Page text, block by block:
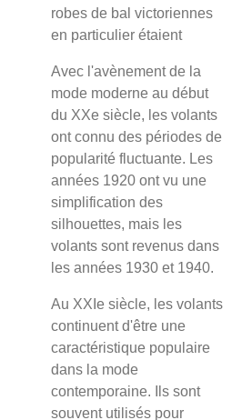
robes de bal victoriennes
en particulier étaient
Avec l'avènement de la
mode moderne au début
du XXe siècle, les volants
ont connu des périodes de
popularité fluctuante. Les
années 1920 ont vu une
simplification des
silhouettes, mais les
volants sont revenus dans
les années 1930 et 1940.
Au XXIe siècle, les volants
continuent d'être une
caractéristique populaire
dans la mode
contemporaine. Ils sont
souvent utilisés pour